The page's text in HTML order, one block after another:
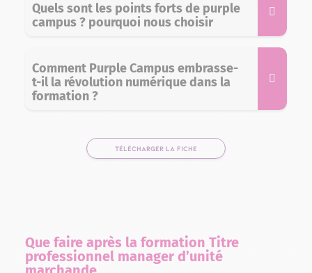
Quels sont les points forts de purple
campus ? pourquoi nous choisir
Comment Purple Campus embrasse-
t-il la révolution numérique dans la
formation ?
TÉLÉCHARGER LA FICHE
Que faire après la formation Titre
professionnel manager d’unité